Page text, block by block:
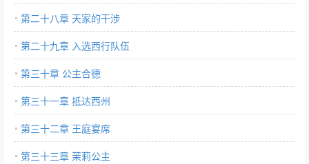
第二十八章 天家的干涉
第二十九章 入选西行队伍
第三十章 公主合德
第三十一章 抵达西州
第三十二章 王庭宴席
第三十三章 茉莉公主